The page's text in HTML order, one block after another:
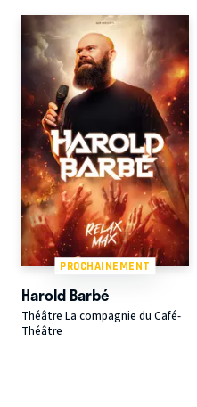
PROCHAINEMENT
Harold Barbé
Théâtre La compagnie du Café-
Théâtre